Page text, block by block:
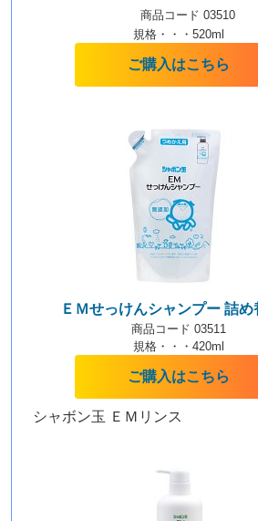
商品コード 03510
規格・・・520ml
ご購入はこちら
ＥＭせっけんシャンプー 詰め
商品コード 03511
規格・・・420ml
ご購入はこちら
シャボン玉 ＥＭリンス